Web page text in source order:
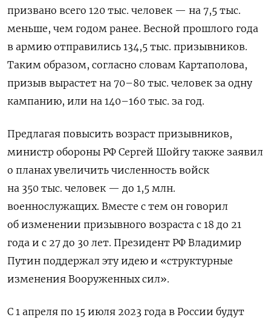
призвано всего 120 тыс. человек — на 7,5 тыс.
меньше, чем годом ранее. Весной прошлого года
в армию отправились 134,5 тыс. призывников.
Таким образом, согласно словам Картаполова,
призыв вырастет на 70–80 тыс. человек за одну
кампанию, или на 140–160 тыс. за год.
Предлагая повысить возраст призывников,
министр обороны РФ Сергей Шойгу также заявил
о планах увеличить численность войск
на 350 тыс. человек — до 1,5 млн.
военнослужащих. Вместе с тем он говорил
об изменении призывного возраста с 18 до 21
года и с 27 до 30 лет. Президент РФ Владимир
Путин поддержал эту идею и «структурные
изменения Вооруженных сил».
С 1 апреля по 15 июля 2023 года в России будут